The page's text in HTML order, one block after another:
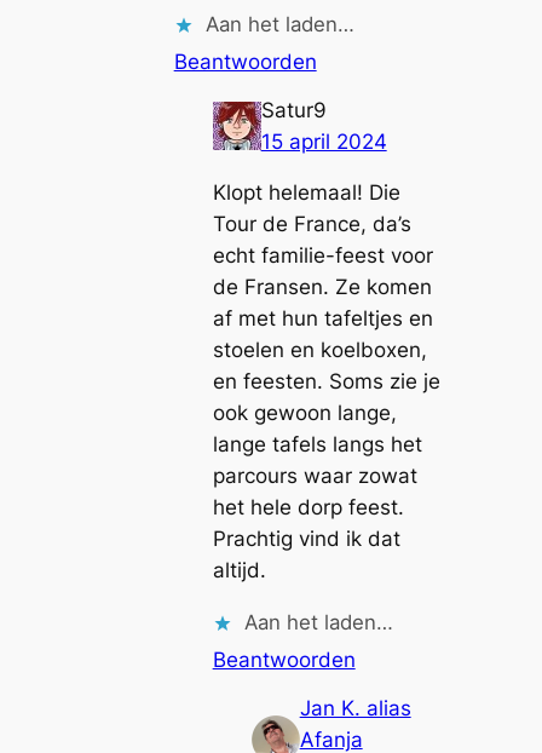
Aan het laden…
Beantwoorden
Satur9
15 april 2024
Klopt helemaal! Die
Tour de France, da’s
echt familie-feest voor
de Fransen. Ze komen
af met hun tafeltjes en
stoelen en koelboxen,
en feesten. Soms zie je
ook gewoon lange,
lange tafels langs het
parcours waar zowat
het hele dorp feest.
Prachtig vind ik dat
altijd.
Aan het laden…
Beantwoorden
Jan K. alias
Afanja